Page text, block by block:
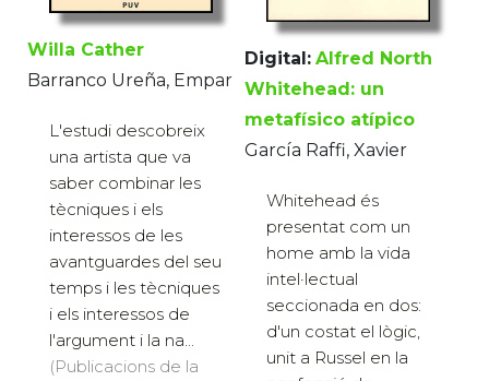
Willa Cather
Barranco Ureña, Empar
L'estudi descobreix
una artista que va
saber combinar les
tècniques i els
interessos de les
avantguardes del seu
temps i les tècniques
i els interessos de
l'argument i la na...
(Publicacions de la
Digital: Alfred North
Whitehead: un
metafísico atípico
García Raffi, Xavier
Whitehead és
presentat com un
home amb la vida
intel·lectual
seccionada en dos:
d'un costat el lògic,
unit a Russel en la